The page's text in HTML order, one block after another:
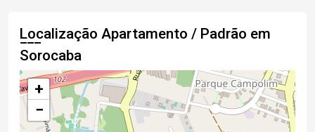
Localização Apartamento / Padrão em
Sorocaba
+
−